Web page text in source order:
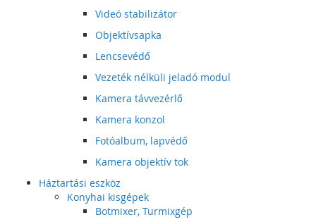
Videó stabilizátor
Objektívsapka
Lencsevédő
Vezeték nélküli jeladó modul
Kamera távvezérlő
Kamera konzol
Fotóalbum, lapvédő
Kamera objektív tok
Háztartási eszköz
Konyhai kisgépek
Botmixer, Turmixgép